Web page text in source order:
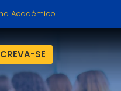
Acadêmico
SE